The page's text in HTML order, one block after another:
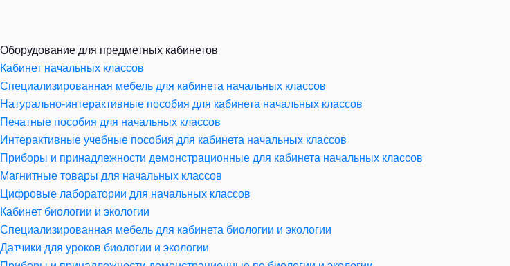
Оборудование для предметных кабинетов
Кабинет начальных классов
Специализированная мебель для кабинета начальных классов
Натурально-интерактивные пособия для кабинета начальных классов
Печатные пособия для начальных классов
Интерактивные учебные пособия для кабинета начальных классов
Приборы и принадлежности демонстрационные для кабинета начальных классов
Магнитные товары для начальных классов
Цифровые лаборатории для начальных классов
Кабинет биологии и экологии
Специализированная мебель для кабинета биологии и экологии
Датчики для уроков биологии и экологии